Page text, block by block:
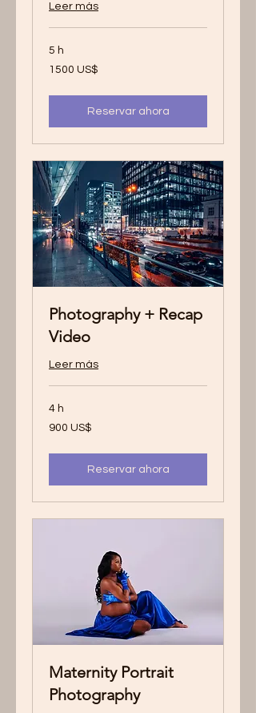
Leer más
5 h
1500
dólares
1500 US$
Reservar ahora
Photography + Recap
Video
Leer más
4 h
900
dólares
900 US$
Reservar ahora
Maternity Portrait
Photography